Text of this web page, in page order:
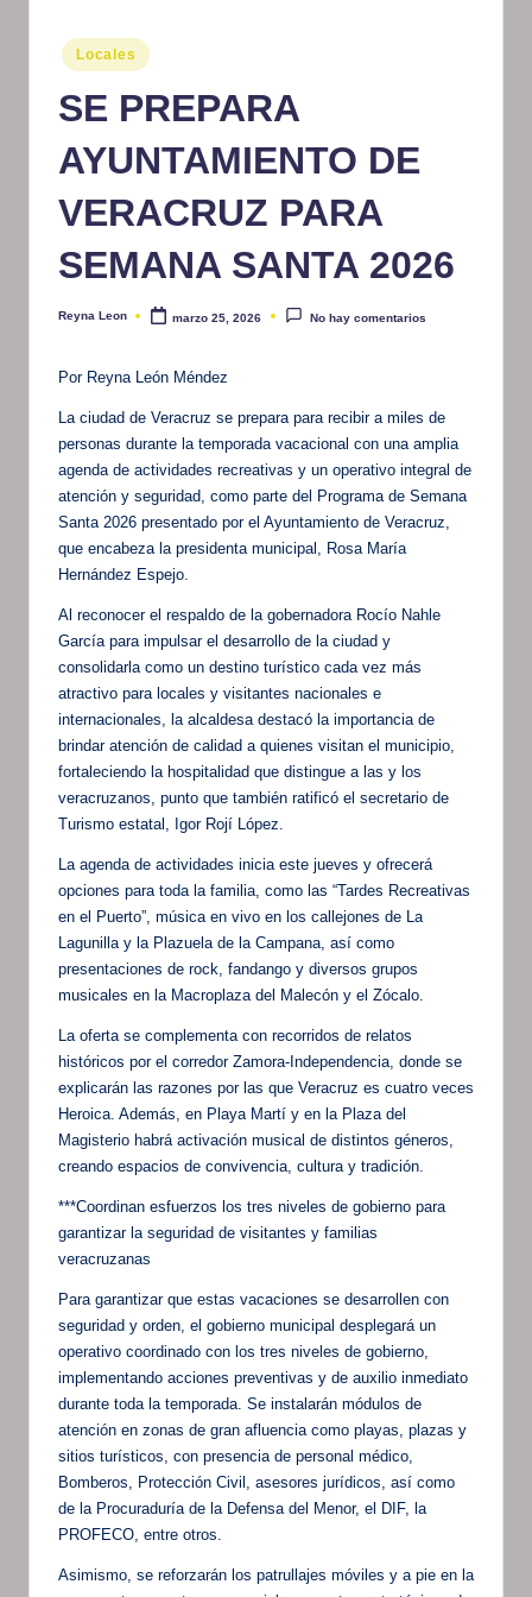
m
at
iv
o
Publicado
en
Locales
SE PREPARA
AYUNTAMIENTO DE
VERACRUZ PARA
SEMANA SANTA 2026
Publicado
Reyna Leon marzo 25, 2026 No hay comentarios
Por Reyna León Méndez
La ciudad de Veracruz se prepara para recibir a miles de
personas durante la temporada vacacional con una amplia
agenda de actividades recreativas y un operativo integral de
atención y seguridad, como parte del Programa de Semana
Santa 2026 presentado por el Ayuntamiento de Veracruz,
que encabeza la presidenta municipal, Rosa María
Hernández Espejo.
Al reconocer el respaldo de la gobernadora Rocío Nahle
García para impulsar el desarrollo de la ciudad y
consolidarla como un destino turístico cada vez más
atractivo para locales y visitantes nacionales e
internacionales, la alcaldesa destacó la importancia de
brindar atención de calidad a quienes visitan el municipio,
fortaleciendo la hospitalidad que distingue a las y los
veracruzanos, punto que también ratificó el secretario de
Turismo estatal, Igor Rojí López.
La agenda de actividades inicia este jueves y ofrecerá
opciones para toda la familia, como las “Tardes Recreativas
en el Puerto”, música en vivo en los callejones de La
Lagunilla y la Plazuela de la Campana, así como
presentaciones de rock, fandango y diversos grupos
musicales en la Macroplaza del Malecón y el Zócalo.
La oferta se complementa con recorridos de relatos
históricos por el corredor Zamora-Independencia, donde se
explicarán las razones por las que Veracruz es cuatro veces
Heroica. Además, en Playa Martí y en la Plaza del
Magisterio habrá activación musical de distintos géneros,
creando espacios de convivencia, cultura y tradición.
***Coordinan esfuerzos los tres niveles de gobierno para
garantizar la seguridad de visitantes y familias
veracruzanas
Para garantizar que estas vacaciones se desarrollen con
seguridad y orden, el gobierno municipal desplegará un
operativo coordinado con los tres niveles de gobierno,
implementando acciones preventivas y de auxilio inmediato
durante toda la temporada. Se instalarán módulos de
atención en zonas de gran afluencia como playas, plazas y
sitios turísticos, con presencia de personal médico,
Bomberos, Protección Civil, asesores jurídicos, así como
de la Procuraduría de la Defensa del Menor, el DIF, la
PROFECO, entre otros.
Asimismo, se reforzarán los patrullajes móviles y a pie en la